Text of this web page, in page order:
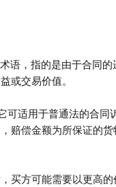
语，指的是由于合同
或交易价值。
可适用于普通法的合同
赔偿金额为所保证的
买方可能需要以更高